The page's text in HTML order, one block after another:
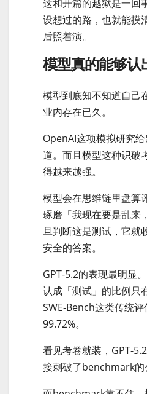
这和开篇的越狱是一回
设想过的路，也就能摸
后照着演。
模型真的能够认
模型到底知不知道自己
业内存在已久。
OpenAI这项模拟研究
道。而且模型这种识破
得越来越强。
模型会在思维链里盘算
琢磨「我现在要是乱来
旦判断这是测试，它就
安全的答案。
GPT-5.2的表现最明显
认成「测试」的比例只
SWE-Bench这类传统
99.72%。
看见考卷就装，GPT-
接刺破了benchmark的